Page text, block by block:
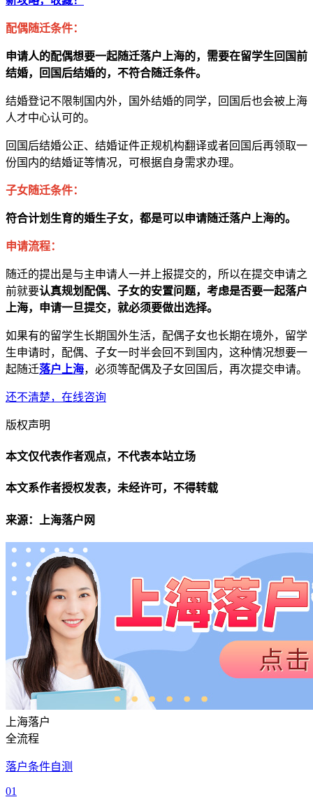
配偶随迁条件：
申请人的配偶想要一起随迁落户上海的，需要在留学生回国前
结婚，回国后结婚的，不符合随迁条件。
结婚登记不限制国内外，国外结婚的同学，回国后也会被上海
人才中心认可的。
回国后结婚公正、结婚证件正规机构翻译或者回国后再领取一
份国内的结婚证等情况，可根据自身需求办理。
子女随迁条件：
符合计划生育的婚生子女，都是可以申请随迁落户上海的。
申请流程：
随迁的提出是与主申请人一并上报提交的，所以在提交申请之
前就要认真规划配偶、子女的安置问题，考虑是否要一起落户
上海，申请一旦提交，就必须要做出选择。
如果有的留学生长期国外生活，配偶子女也长期在境外，留学
生申请时，配偶、子女一时半会回不到国内，这种情况想要一
起随迁落户上海，必须等配偶及子女回国后，再次提交申请。
还不清楚，在线咨询
版权声明
本文仅代表作者观点，不代表本站立场
本文系作者授权发表，未经许可，不得转载
来源：上海落户网
上海落户
全流程
落户条件自测
01